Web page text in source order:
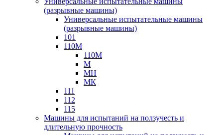
(разрывные машины)
Универсальные испытательные машины
(разрывные машины)
101
110М
110М
М
МН
МК
111
112
115
Машины для испытаний на ползучесть и
длительную прочность